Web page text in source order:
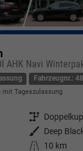
AHK Navi
Fahrzeugnr.:
mit Tageszulassung
Getriebe
Außenfarbe
Kilometerstand
10 km